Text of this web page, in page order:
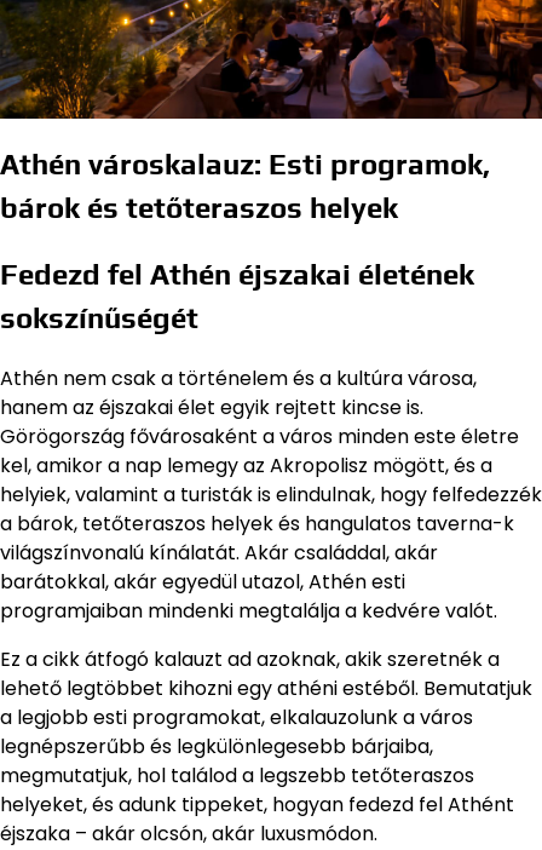
Athén városkalauz: Esti programok,
bárok és tetőteraszos helyek
Fedezd fel Athén éjszakai életének
sokszínűségét
Athén nem csak a történelem és a kultúra városa,
hanem az éjszakai élet egyik rejtett kincse is.
Görögország fővárosaként a város minden este életre
kel, amikor a nap lemegy az Akropolisz mögött, és a
helyiek, valamint a turisták is elindulnak, hogy felfedezzék
a bárok, tetőteraszos helyek és hangulatos taverna-k
világszínvonalú kínálatát. Akár családdal, akár
barátokkal, akár egyedül utazol, Athén esti
programjaiban mindenki megtalálja a kedvére valót.
Ez a cikk átfogó kalauzt ad azoknak, akik szeretnék a
lehető legtöbbet kihozni egy athéni estéből. Bemutatjuk
a legjobb esti programokat, elkalauzolunk a város
legnépszerűbb és legkülönlegesebb bárjaiba,
megmutatjuk, hol találod a legszebb tetőteraszos
helyeket, és adunk tippeket, hogyan fedezd fel Athént
éjszaka – akár olcsón, akár luxusmódon.